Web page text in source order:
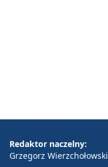
Redaktor naczelny:
Grzegorz Wierzchołowski